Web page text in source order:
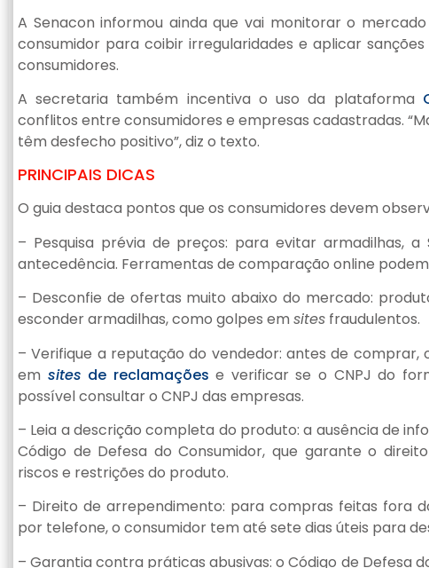
A Senacon informou ainda que vai monitorar o
consumidor para coibir irregularidades e aplicar
consumidores.
A secretaria também incentiva o uso da plataforma
conflitos entre consumidores e empresas cadastradas.
têm desfecho positivo”, diz o texto.
PRINCIPAIS DICAS
O guia destaca pontos que os consumidores devem
– Pesquisa prévia de preços: para evitar armadilhas,
antecedência. Ferramentas de comparação online
– Desconfie de ofertas muito abaixo do mercado:
esconder armadilhas, como golpes em sites fraudulentos.
– Verifique a reputação do vendedor: antes de
em sites de reclamações e verificar se o CNPJ do
possível consultar o CNPJ das empresas.
– Leia a descrição completa do produto: a ausência de
Código de Defesa do Consumidor, que garante o
riscos e restrições do produto.
– Direito de arrependimento: para compras feitas fora
por telefone, o consumidor tem até sete dias úteis para
– Garantia contra práticas abusivas: o Código de Defesa